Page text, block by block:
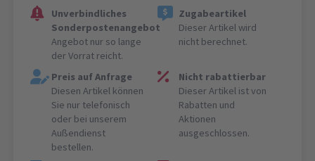
Unverbindliches
Sonderpostenangebot
Angebot nur so lange
der Vorrat reicht.
Zugabeartikel
Dieser Artikel wird
nicht berechnet.
Preis auf Anfrage
Diesen Artikel können
Sie nur telefonisch
oder bei unserem
Außendienst
bestellen.
Nicht rabattierbar
Dieser Artikel ist von
Rabatten und
Aktionen
ausgeschlossen.